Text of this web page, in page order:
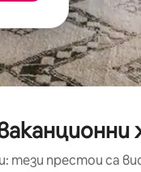
тези престои са